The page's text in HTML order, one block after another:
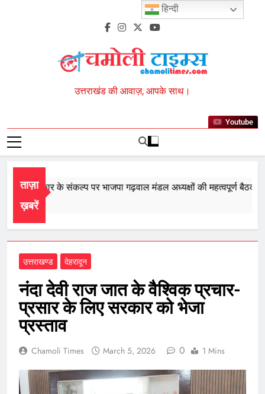
Chamoli Times
उत्तराखंड की आवाज़, आपके साथ।
Youtube
ताज़ा
ख़बरें
बार सरकार के संकल्प पर भाजपा गढ़वाल मंडल अध्यक्षों की महत्वपूर्ण बैठक
8, 2026
उत्तराखण्ड देहरादून
नंदा देवी राज जात के वैश्विक प्रचार-
प्रसार के लिए सरकार को भेजा
प्रस्ताव
Chamoli Times March 5, 2026 0 1 Mins
हिन्दी